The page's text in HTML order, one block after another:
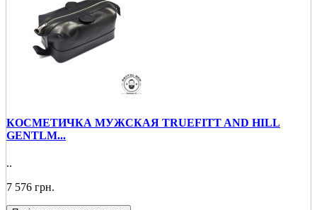
КОСМЕТИЧКА МУЖСКАЯ TRUEFITT AND HILL
GENTLM...
..
7 576 грн.